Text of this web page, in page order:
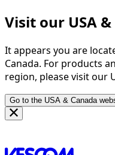
Visit our USA
It appears you are
Canada. For products
region, please visit our
Go to the USA & Canada